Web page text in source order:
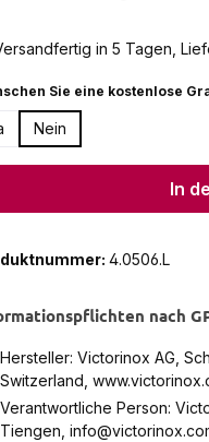
in 5 Tagen,
Sie eine kostenlose
Nein
In
4.0506.L
nach
Hersteller: Victorinox AG,
Switzerland,
Verantwortliche Person:
Tiengen,